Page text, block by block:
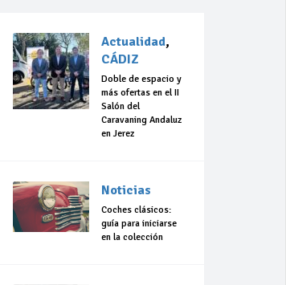
Jul 27,
Actualidad,
CÁDIZ
Doble de espacio y
más ofertas en el II
Salón del
Caravaning Andaluz
en Jerez
Noticias
Coches clásicos:
guía para iniciarse
en la colección